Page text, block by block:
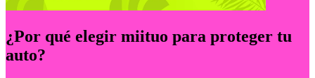
¿Por qué elegir miituo para proteger tu
auto?